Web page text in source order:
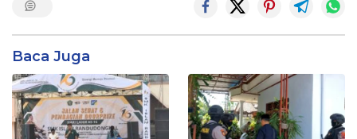
Baca Juga